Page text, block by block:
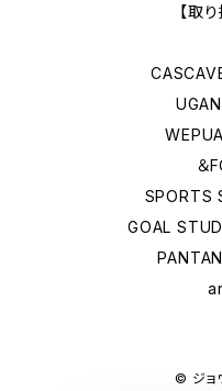
【取
＆
SPORTS
GOAL
© ジョ